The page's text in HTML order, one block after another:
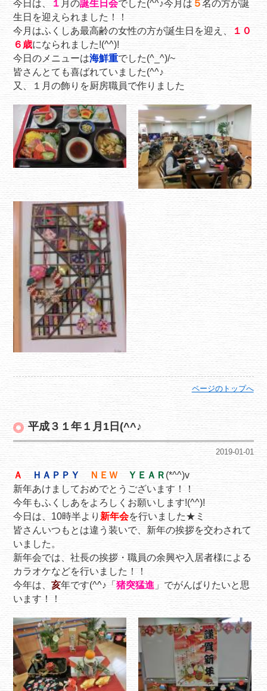
今日は、 １ 月の誕生日会でした(^^♪今月は ５名の方が誕
生日を迎えられました！！
今月はふくしあ最高齢の女性の方が誕生日を迎え、 １０
６歳になられました!(^^)!
今日のメニューは海鮮重でした(^_^)/~
皆さんとても喜ばれていました(^^♪
又、１月の飾りを厨房職員で作りました
ページのトップへ
平成３１年１月1日(^^♪
2019-01-01
Ａ ＨＡＰＰＹ ＮＥＷ ＹＥＡＲ (*^^)v
新年あけましておめでとうございます！！
今年もふくしあをよろしくお願いします!(^^)!
今日は、10時半より 新年会を行いました★ミ
皆さんいつもとは違う装いで、新年の挨拶を交わされて
いました。
新年会では、社長の挨拶・職員の余興や入居者様による
カラオケなどを行いました！！
今年は、亥年です(^^♪「猪突猛進 」でがんばりたいと思
います！！